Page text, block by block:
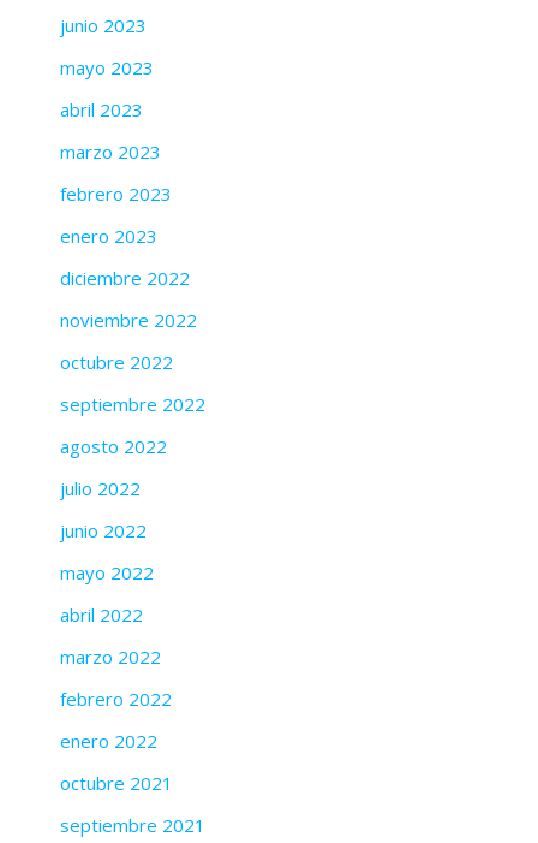
junio 2023
mayo 2023
abril 2023
marzo 2023
febrero 2023
enero 2023
diciembre 2022
noviembre 2022
octubre 2022
septiembre 2022
agosto 2022
julio 2022
junio 2022
mayo 2022
abril 2022
marzo 2022
febrero 2022
enero 2022
octubre 2021
septiembre 2021